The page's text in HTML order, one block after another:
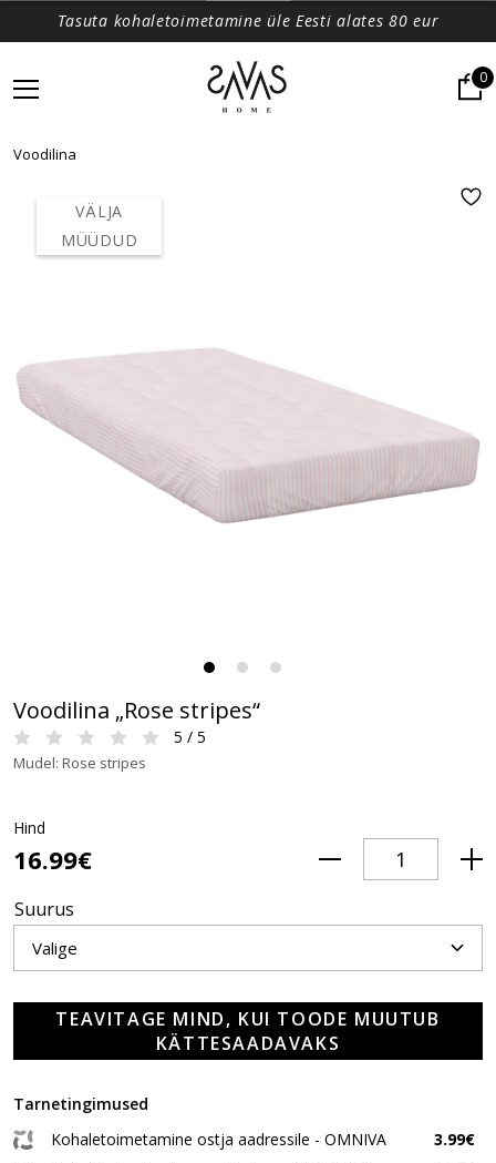
Tasuta kohaletoimetamine üle Eesti alates 80 eur
0
Voodilina
VÄLJA
MÜÜDUD
Voodilina „Rose stripes“
5 / 5
Mudel: Rose stripes
Hind
16.99€
Suurus
TEAVITAGE MIND, KUI TOODE MUUTUB
KÄTTESAADAVAKS
Tarnetingimused
Kohaletoimetamine ostja aadressile - OMNIVA
3.99€